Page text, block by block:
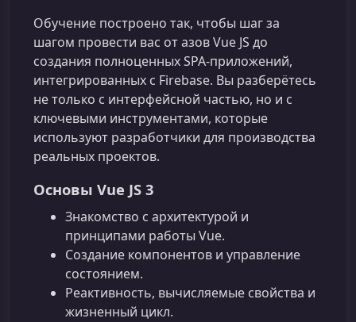
Обучение построено так, чтобы шаг за
шагом провести вас от азов Vue JS до
создания полноценных SPA‑приложений,
интегрированных с Firebase. Вы разберётесь
не только с интерфейсной частью, но и с
ключевыми инструментами, которые
используют разработчики для производства
реальных проектов.
Основы Vue JS 3
Знакомство с архитектурой и
принципами работы Vue.
Создание компонентов и управление
состоянием.
Реактивность, вычисляемые свойства и
жизненный цикл.